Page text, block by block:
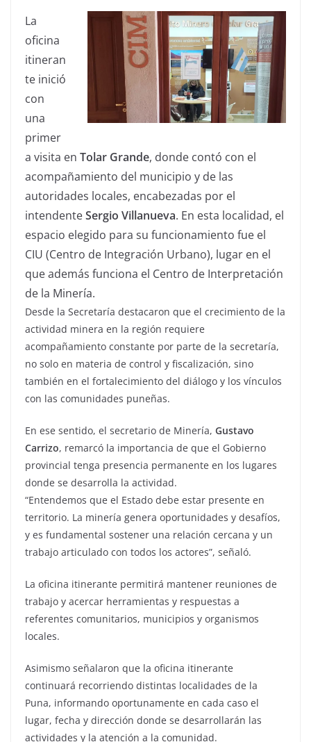
La
oficina
itineran
te inició
con
una
primer
a visita en Tolar Grande, donde contó con el
acompañamiento del municipio y de las
autoridades locales, encabezadas por el
intendenteSergio Villanueva. En esta localidad, el
espacio elegido para su funcionamiento fue el
CIU (Centro de Integración Urbano), lugar en el
que además funciona el Centro de Interpretación
de la Minería.
Desde la Secretaría destacaron que el crecimiento de la
actividad minera en la región requiere
acompañamiento constante por parte de la secretaría,
no solo en materia de control y fiscalización, sino
también en el fortalecimiento del diálogo y los vínculos
con las comunidades puneñas.
En ese sentido, el secretario de Minería, Gustavo
Carrizo, remarcó la importancia de que el Gobierno
provincial tenga presencia permanente en los lugares
donde se desarrolla la actividad.
“Entendemos que el Estado debe estar presente en
territorio. La minería genera oportunidades y desafíos,
y es fundamental sostener una relación cercana y un
trabajo articulado con todos los actores”, señaló.
La oficina itinerante permitirá mantener reuniones de
trabajo y acercar herramientas y respuestas a
referentes comunitarios, municipios y organismos
locales.
Asimismo señalaron que la oficina itinerante
continuará recorriendo distintas localidades de la
Puna, informando oportunamente en cada caso el
lugar, fecha y dirección donde se desarrollarán las
actividades y la atención a la comunidad.